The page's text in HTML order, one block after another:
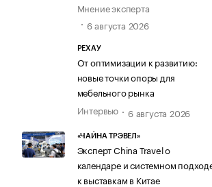
Мнение эксперта
6 августа 2026
РЕХАУ
От оптимизации к развитию:
новые точки опоры для
мебельного рынка
Интервью
6 августа 2026
«ЧАЙНА ТРЭВЕЛ»
Эксперт China Travel о
календаре и системном
к выставкам в Китае